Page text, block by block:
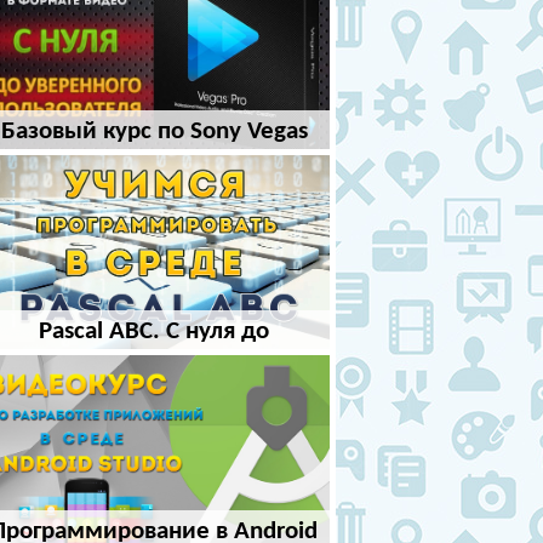
Базовый курс по Sony Vegas
Pro
Pascal ABC. С нуля до
программиста
в Android